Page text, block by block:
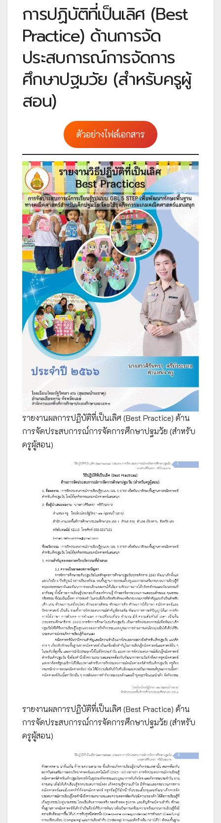
การปฏิบัติที่เป็นเลิศ (Best
Practice) ด้านการจัด
ประสบการณ์การจัดการ
ศึกษาปฐมวัย (สำหรับครูผู้
สอน)
ตัวอย่างไฟล์เอกสาร
รายงานผลการปฏิบัติที่เป็นเลิศ (Best Practice) ด้าน
การจัดประสบการณ์การจัดการศึกษาปฐมวัย (สำหรับ
ครูผู้สอน)
รายงานผลการปฏิบัติที่เป็นเลิศ (Best Practice) ด้าน
การจัดประสบการณ์การจัดการศึกษาปฐมวัย (สำหรับ
ครูผู้สอน)